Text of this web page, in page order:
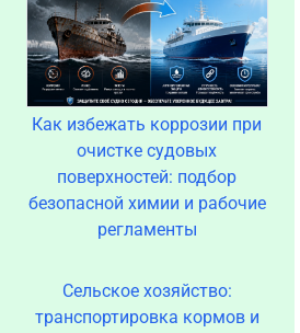
Как избежать коррозии при
очистке судовых
поверхностей: подбор
безопасной химии и рабочие
регламенты
Сельское хозяйство:
транспортировка кормов и